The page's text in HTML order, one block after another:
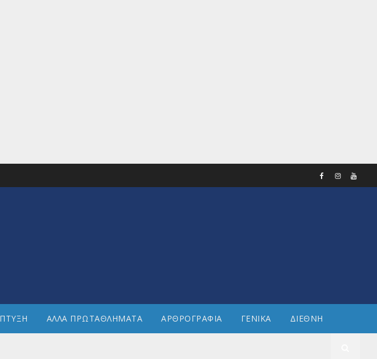
ΑΛΛΑ ΠΡΩΤΑΘΛΗΜΑΤΑ ΑΡΘΡΟΓΡΑΦΙΑ ΓΕΝΙΚΑ ΔΙΕΘΝΗ